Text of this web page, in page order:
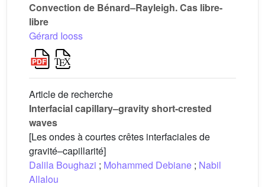
Convection de Bénard–Rayleigh. Cas libre-
libre
Gérard Iooss
Article de recherche
Interfacial capillary–gravity short-crested
waves
[Les ondes à courtes crêtes interfaciales de
gravité–capillarité]
Dalila Boughazi ; Mohammed Debiane ; Nabil
Allalou